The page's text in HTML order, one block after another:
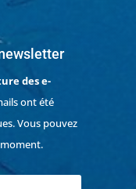
des e-
ont été
Vous pouvez